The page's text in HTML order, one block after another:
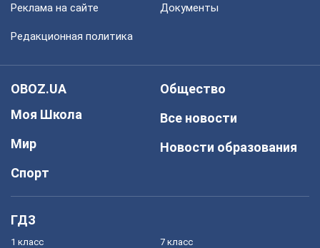
Реклама на сайте Документы
Редакционная политика
OBOZ.UA
Моя Школа
Мир
Спорт
Общество
Все новости
Новости образования
ГДЗ
1 класс 7 класс